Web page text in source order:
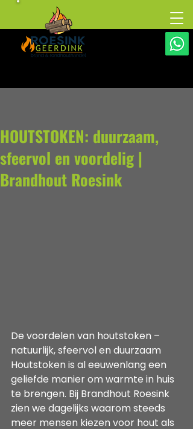
HOUTSTOKEN: duurzaam,
sfeervol en voordelig |
Brandhout Roesink
De voordelen van houtstoken –
natuurlijk, sfeervol en duurzaam
Houtstoken is al eeuwenlang een
geliefde manier om warmte in huis
te brengen. Bij Brandhout Roesink
zien we dagelijks waarom steeds
meer mensen kiezen voor hout als